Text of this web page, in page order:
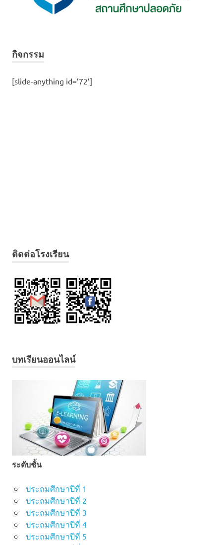
กิจกรรม
[slide-anything id=’72’]
ติดต่อโรงเรียน
บทเรียนออนไลน์
ระดับชั้น
ประถมศึกษาปีที่ 1
ประถมศึกษาปีที่ 2
ประถมศึกษาปีที่ 3
ประถมศึกษาปีที่ 4
ประถมศึกษาปีที่ 5